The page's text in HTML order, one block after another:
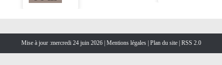
Mise à jour :mercredi 24 juin 2026 | Mentions légales Plan du site RSS 2.0